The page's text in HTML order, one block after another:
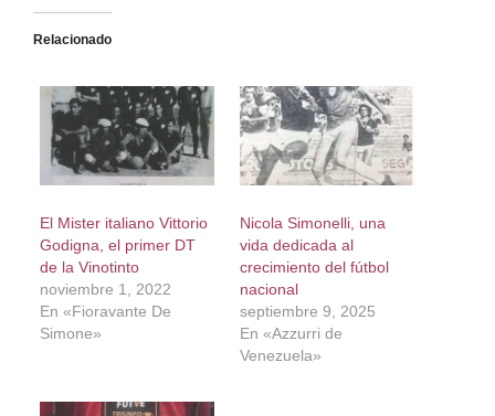
Relacionado
El Mister italiano Vittorio
Godigna, el primer DT
de la Vinotinto
noviembre 1, 2022
En «Fioravante De
Simone»
Nicola Simonelli, una
vida dedicada al
crecimiento del fútbol
nacional
septiembre 9, 2025
En «Azzurri de
Venezuela»